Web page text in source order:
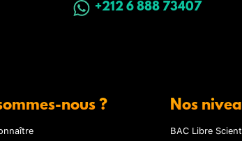
+212 6 888 73407
nous ? Nos
BAC Libre